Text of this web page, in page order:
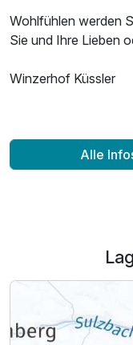
Wohlfühlen werden
Sie und Ihre Lieben
Winzerhof Küssler
Alle